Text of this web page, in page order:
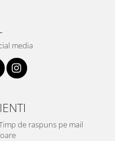
media
de raspuns pe mail